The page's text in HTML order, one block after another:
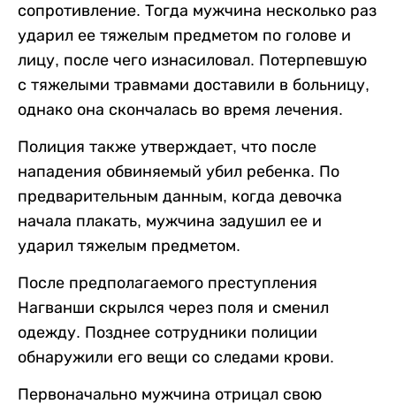
сопротивление. Тогда мужчина несколько раз
ударил ее тяжелым предметом по голове и
лицу, после чего изнасиловал. Потерпевшую
с тяжелыми травмами доставили в больницу,
однако она скончалась во время лечения.
Полиция также утверждает, что после
нападения обвиняемый убил ребенка. По
предварительным данным, когда девочка
начала плакать, мужчина задушил ее и
ударил тяжелым предметом.
После предполагаемого преступления
Нагванши скрылся через поля и сменил
одежду. Позднее сотрудники полиции
обнаружили его вещи со следами крови.
Первоначально мужчина отрицал свою